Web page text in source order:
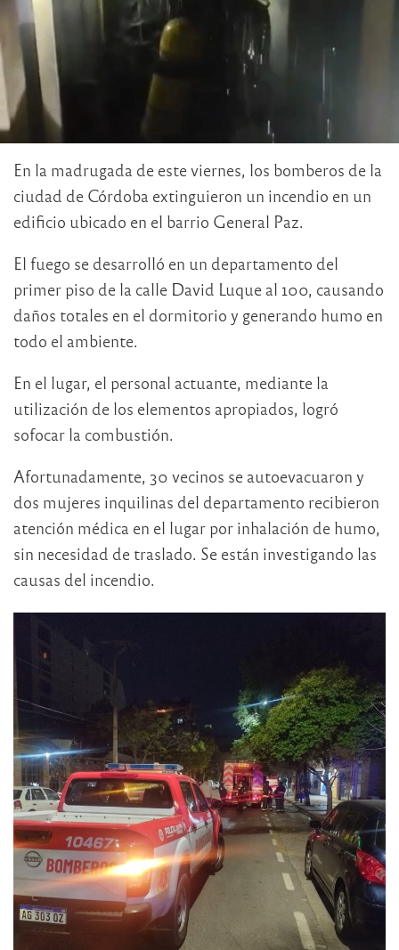
En la madrugada de este viernes, los bomberos de la
ciudad de Córdoba extinguieron un incendio en un
edificio ubicado en el barrio General Paz.
El fuego se desarrolló en un departamento del
primer piso de la calle David Luque al 100, causando
daños totales en el dormitorio y generando humo en
todo el ambiente.
En el lugar, el personal actuante, mediante la
utilización de los elementos apropiados, logró
sofocar la combustión.
Afortunadamente, 30 vecinos se autoevacuaron y
dos mujeres inquilinas del departamento recibieron
atención médica en el lugar por inhalación de humo,
sin necesidad de traslado. Se están investigando las
causas del incendio.